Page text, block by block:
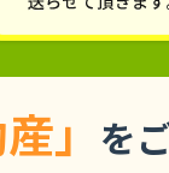
」 を